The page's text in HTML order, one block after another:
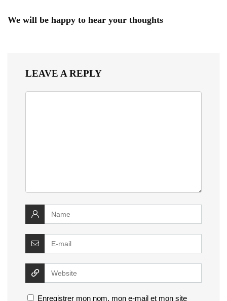
We will be happy to hear your thoughts
LEAVE A REPLY
Enregistrer mon nom, mon e-mail et mon site